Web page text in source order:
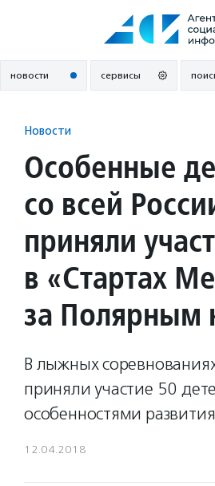
новости сервисы
Новости
Особенные
со всей
приняли
в «Стартах
за Полярным
В лыжных
приняли участие 50
особенностями развития
12.04.2018